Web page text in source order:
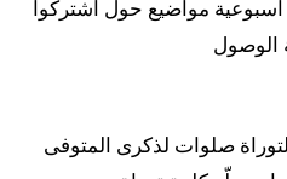
أسبوعية مواضيع حول اشتركوا
الوصول
صلوات لذكرى المتوفى